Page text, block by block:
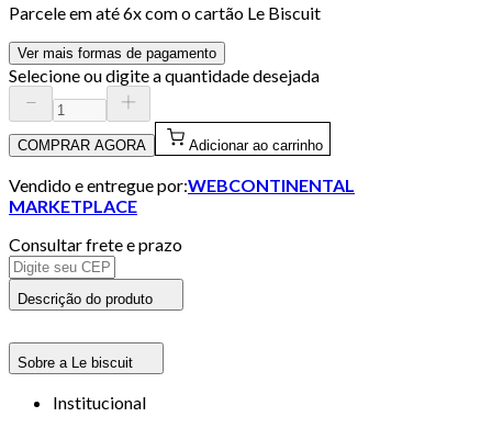
Parcele em até6x com o cartão Le Biscuit
Ver mais formas de pagamento
Selecione ou digite a quantidade desejada
COMPRAR AGORA Adicionar ao carrinho
Vendido e entregue por:WEBCONTINENTAL
MARKETPLACE
Consultar frete e prazo
Descrição do produto
Sobre a Le biscuit
Institucional